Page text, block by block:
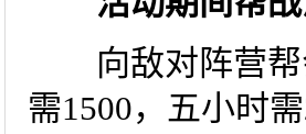
向敌对阵营帮
需1500，五小时需